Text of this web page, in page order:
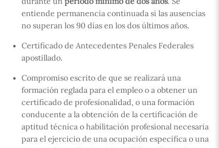
entiende permanencia continuada si las ausencias
no superan los 90 días en los dos últimos años.
Certificado de Antecedentes Penales Federales
apostillado.
Compromiso escrito de que se realizará una
formación reglada para el empleo o a obtener un
certificado de profesionalidad, o una formación
conducente a la obtención de la certificación de
aptitud técnica o habilitación profesional necesaria
para el ejercicio de una ocupación específica o una